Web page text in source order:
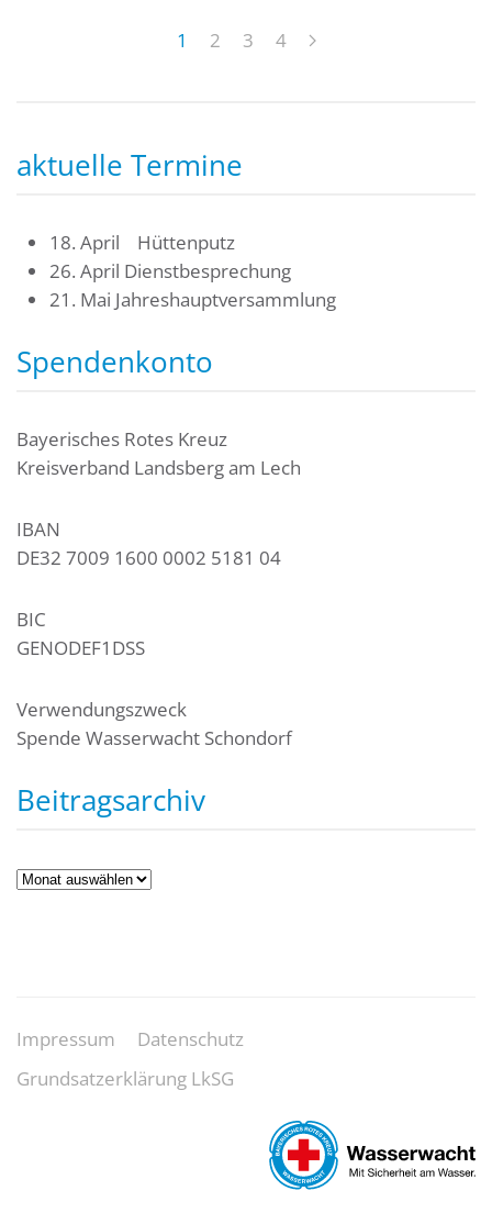
1 2 3 4
aktuelle Termine
18. April Hüttenputz
26. April Dienstbesprechung
21. Mai Jahreshauptversammlung
Spendenkonto
Bayerisches Rotes Kreuz
Kreisverband Landsberg am Lech
IBAN
DE32 7009 1600 0002 5181 04
BIC
GENODEF1DSS
Verwendungszweck
Spende Wasserwacht Schondorf
Beitragsarchiv
Beitragsarchiv
Impressum
Datenschutz
Grundsatzerklärung LkSG